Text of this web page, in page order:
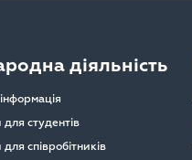
діяльність
студентів
співробітників